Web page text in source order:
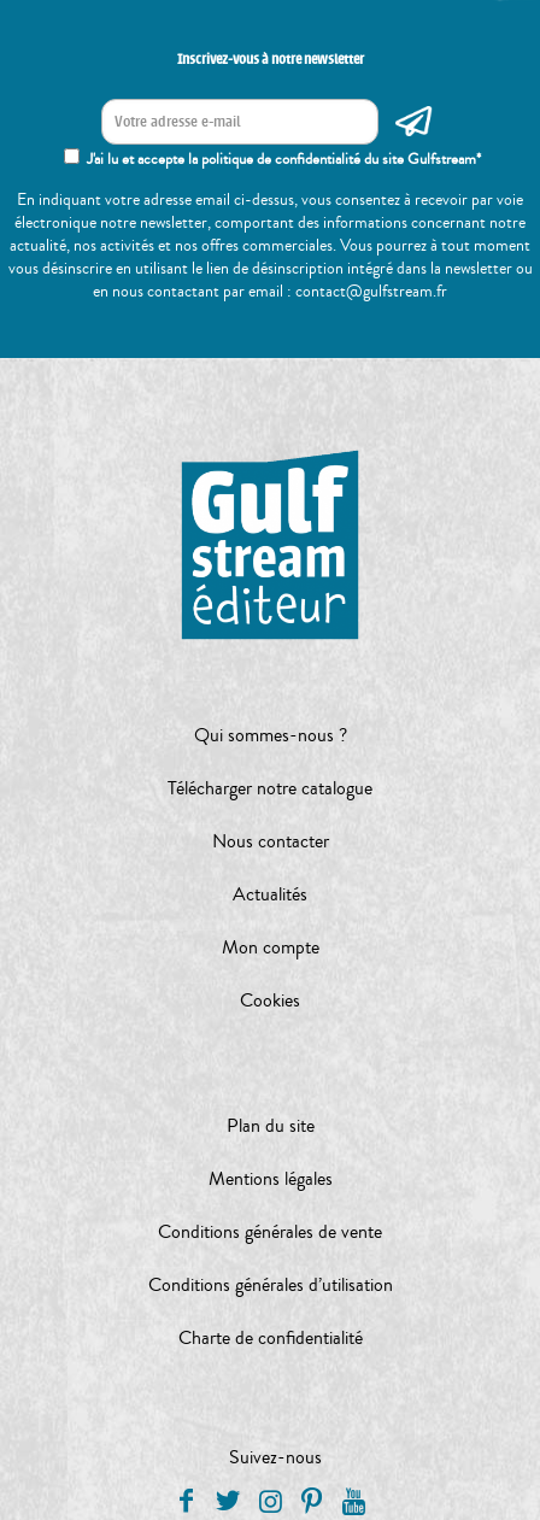
Inscrivez-vous à notre newsletter
J'ai lu et accepte la politique de confidentialité du site Gulfstream*
En indiquant votre adresse email ci-dessus, vous consentez à recevoir par voie
électronique notre newsletter, comportant des informations concernant notre
actualité, nos activités et nos offres commerciales. Vous pourrez à tout moment
vous désinscrire en utilisant le lien de désinscription intégré dans la newsletter ou
en nous contactant par email : contact@gulfstream.fr
Qui sommes-nous ?
Télécharger notre catalogue
Nous contacter
Actualités
Mon compte
Cookies
Plan du site
Mentions légales
Conditions générales de vente
Conditions générales d’utilisation
Charte de confidentialité
Suivez-nous